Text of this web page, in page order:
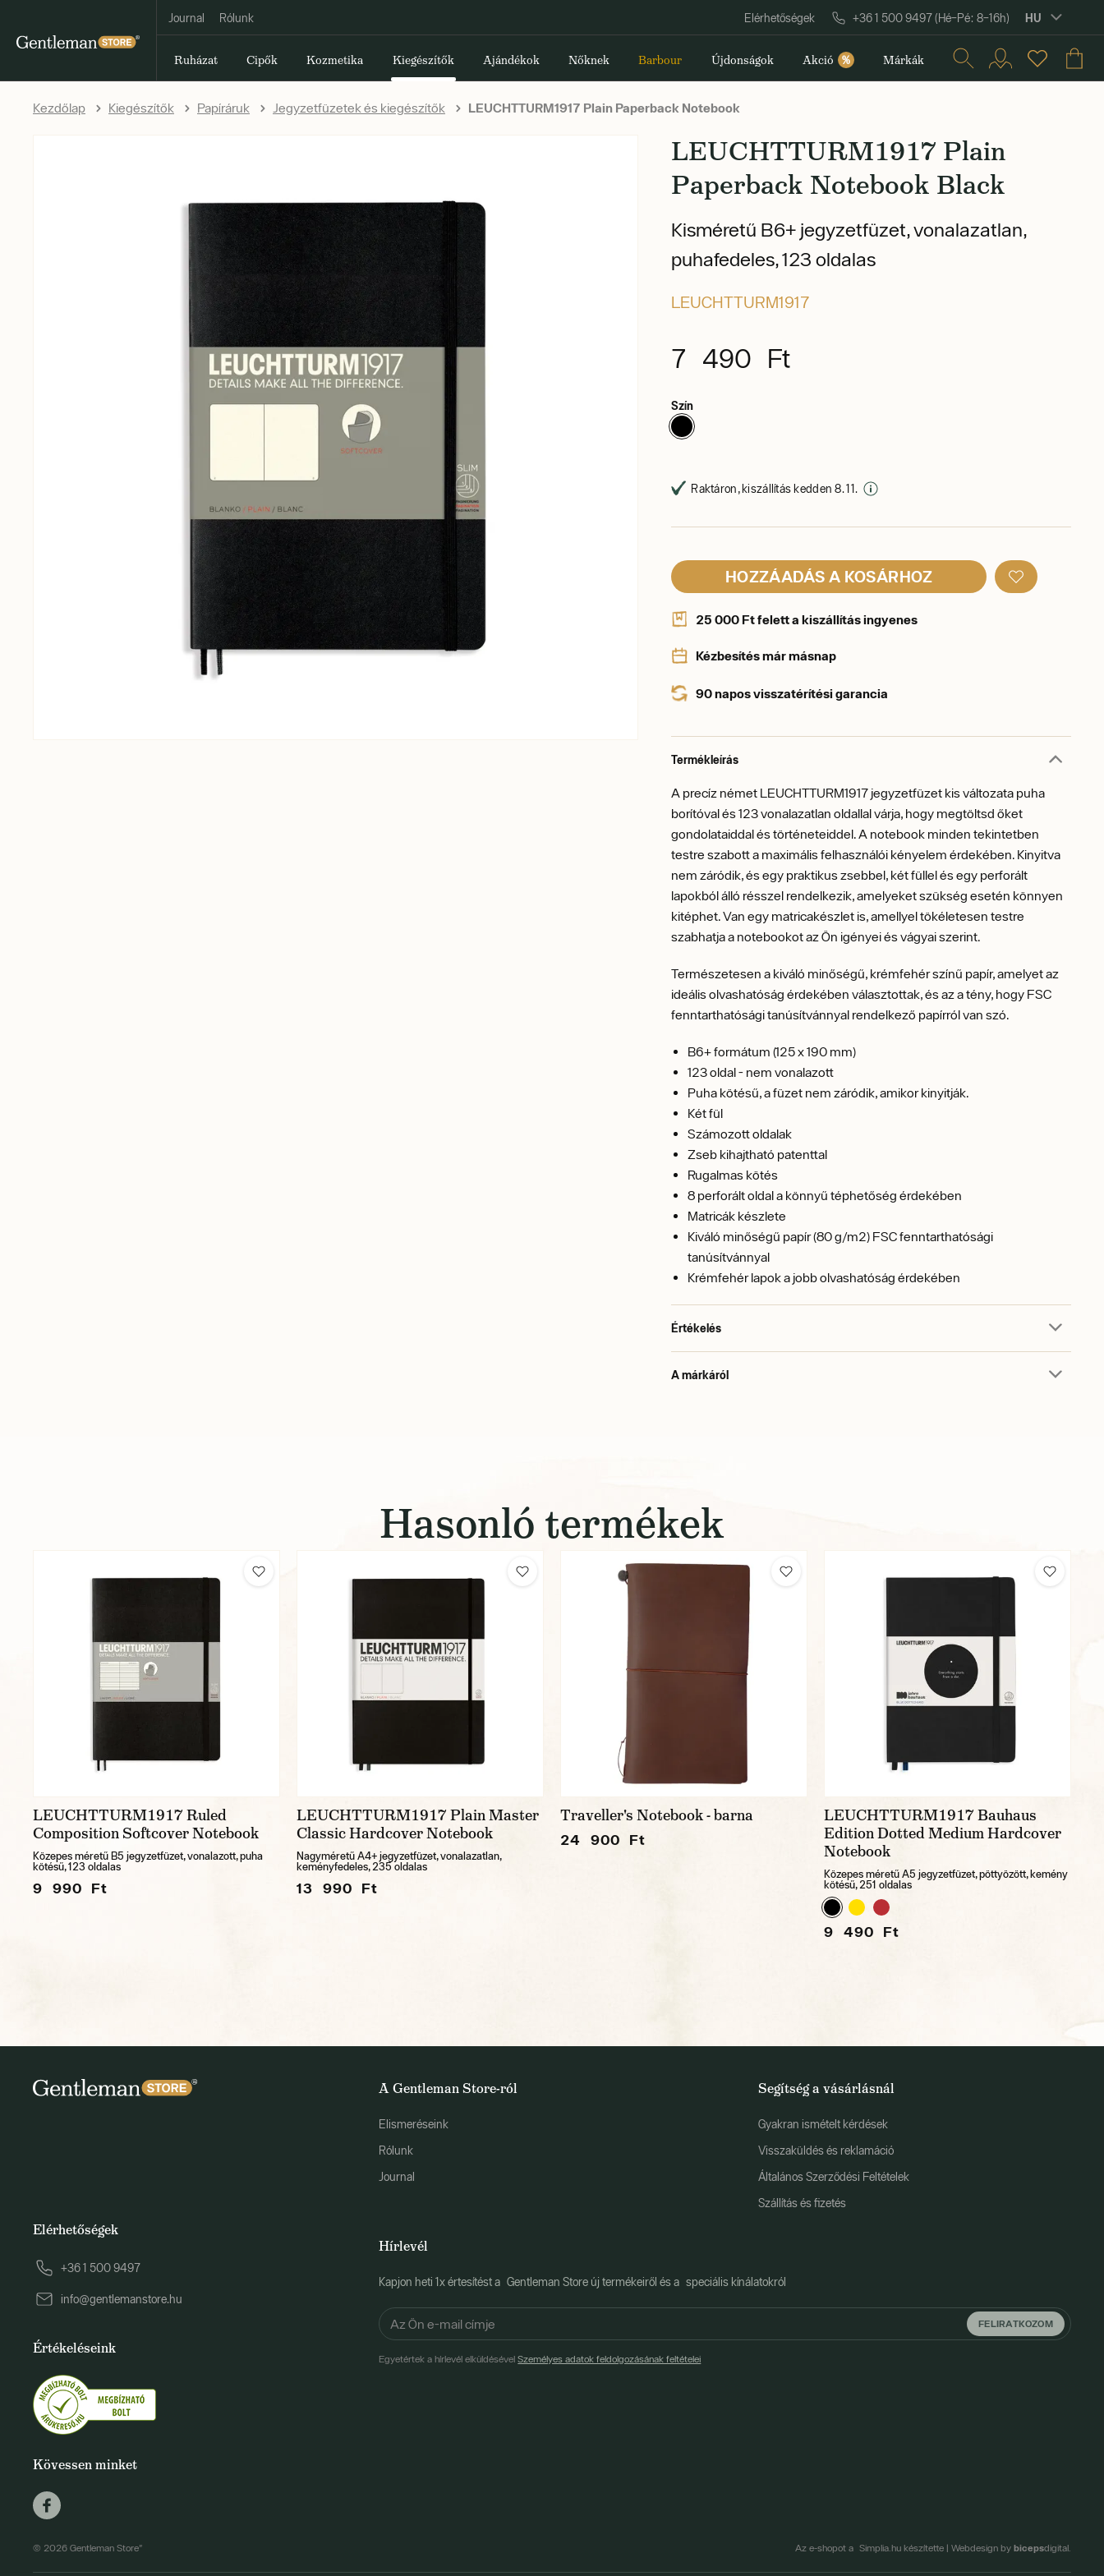
Journal Rólunk Elérhetőségek +36 1 500 9497 (Hé–Pé: 8–16h) HU
Ruházat Cipők Kozmetika Kiegészítők Ajándékok Nőknek Barbour Újdonságok Akció % Márkák
Kezdőlap Kiegészítők Papíráruk Jegyzetfüzetek és kiegészítők LEUCHTTURM1917 Plain Paperback Notebook
LEUCHTTURM1917 Plain
Paperback Notebook Black
Kisméretű B6+ jegyzetfüzet, vonalazatlan,
puhafedeles, 123 oldalas
LEUCHTTURM1917
7 490 Ft
Szín
Raktáron, kiszállítás kedden 8. 11.
HOZZÁADÁS A KOSÁRHOZ
25 000 Ft felett a kiszállítás ingyenes
Kézbesítés már másnap
90 napos visszatérítési garancia
Termékleírás
A precíz német LEUCHTTURM1917 jegyzetfüzet kis változata puha
borítóval és 123 vonalazatlan oldallal várja, hogy megtöltsd őket
gondolataiddal és történeteiddel. A notebook minden tekintetben
testre szabott a maximális felhasználói kényelem érdekében. Kinyitva
nem záródik, és egy praktikus zsebbel, két füllel és egy perforált
lapokból álló résszel rendelkezik, amelyeket szükség esetén könnyen
kitéphet. Van egy matricakészlet is, amellyel tökéletesen testre
szabhatja a notebookot az Ön igényei és vágyai szerint.
Természetesen a kiváló minőségű, krémfehér színű papír, amelyet az
ideális olvashatóság érdekében választottak, és az a tény, hogy FSC
fenntarthatósági tanúsítvánnyal rendelkező papírról van szó.
B6+ formátum (125 x 190 mm)
123 oldal - nem vonalazott
Puha kötésű, a füzet nem záródik, amikor kinyitják.
Két fül
Számozott oldalak
Zseb kihajtható patenttal
Rugalmas kötés
8 perforált oldal a könnyű téphetőség érdekében
Matricák készlete
Kiváló minőségű papír (80 g/m2) FSC fenntarthatósági
tanúsítvánnyal
Krémfehér lapok a jobb olvashatóság érdekében
Értékelés
A márkáról
Hasonló termékek
LEUCHTTURM1917 Ruled
Composition Softcover Notebook
Közepes méretű B5 jegyzetfüzet, vonalazott, puha
kötésű, 123 oldalas
9 990 Ft
LEUCHTTURM1917 Plain Master
Classic Hardcover Notebook
Nagyméretű A4+ jegyzetfüzet, vonalazatlan,
keményfedeles, 235 oldalas
13 990 Ft
Traveller's Notebook - barna
24 900 Ft
LEUCHTTURM1917 Bauhaus
Edition Dotted Medium Hardcover
Notebook
Közepes méretű A5 jegyzetfüzet, pöttyözött, kemény
kötésű, 251 oldalas
9 490 Ft
A Gentleman Store-ról
Elismeréseink
Rólunk
Journal
Segítség a vásárlásnál
Gyakran ismételt kérdések
Visszaküldés és reklamáció
Általános Szerződési Feltételek
Szállítás és fizetés
Hírlevél
Kapjon heti 1x értesítést a Gentleman Store új termékeiről és a speciális kínálatokról
FELIRATKOZOM
Egyetértek a hírlevél elküldésévelSzemélyes adatok feldolgozásának feltételei
Elérhetőségek
+36 1 500 9497
info@gentlemanstore.hu
Értékeléseink
Kövessen minket
© 2026 Gentleman Store" Az e-shopot a Simplia.hu készítette | Webdesign by bicepsdigital.